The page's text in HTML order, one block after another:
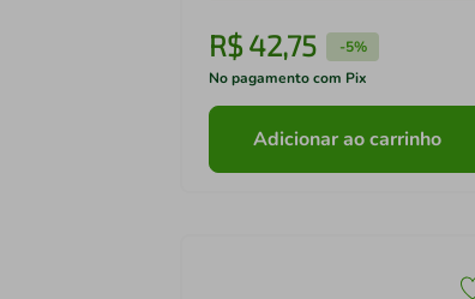
R$ 42,75 -5%
No pagamento com Pix
Adicionar ao carrinho